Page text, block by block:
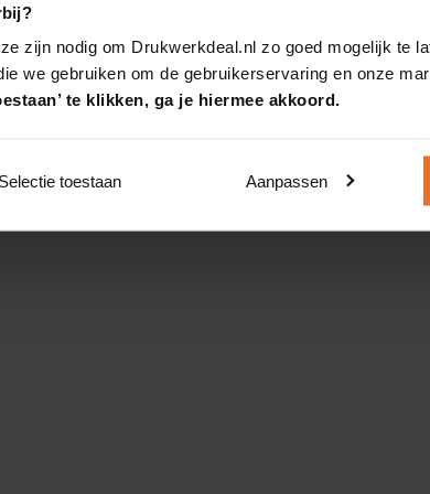
zijn nodig om Drukwerkdeal.nl zo goed mogelijk te
we gebruiken om de gebruikerservaring en onze
te klikken, ga je hiermee akkoord.
Selectie toestaan Aanpassen